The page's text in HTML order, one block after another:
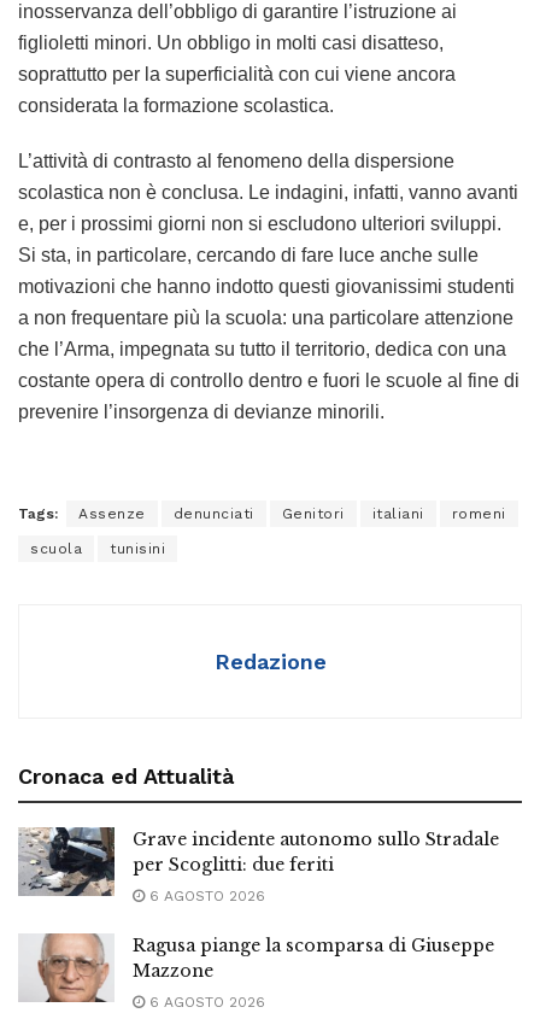
inosservanza dell’obbligo di garantire l’istruzione ai
figlioletti minori. Un obbligo in molti casi disatteso,
soprattutto per la superficialità con cui viene ancora
considerata la formazione scolastica.
L’attività di contrasto al fenomeno della dispersione
scolastica non è conclusa. Le indagini, infatti, vanno avanti
e, per i prossimi giorni non si escludono ulteriori sviluppi.
Si sta, in particolare, cercando di fare luce anche sulle
motivazioni che hanno indotto questi giovanissimi studenti
a non frequentare più la scuola: una particolare attenzione
che l’Arma, impegnata su tutto il territorio, dedica con una
costante opera di controllo dentro e fuori le scuole al fine di
prevenire l’insorgenza di devianze minorili.
Tags: Assenze denunciati Genitori italiani romeni
scuola tunisini
Redazione
Cronaca ed Attualità
Grave incidente autonomo sullo Stradale
per Scoglitti: due feriti
6 AGOSTO 2026
Ragusa piange la scomparsa di Giuseppe
Mazzone
6 AGOSTO 2026